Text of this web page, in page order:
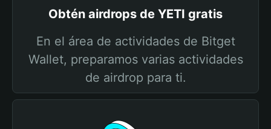
Obtén airdrops de YETI gratis
En el área de actividades de Bitget
Wallet, preparamos varias actividades
de airdrop para ti.